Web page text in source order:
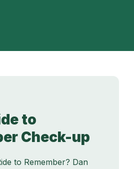
to
Check-up
to Remember? Dan